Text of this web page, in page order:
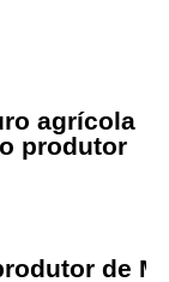
agrícola
produtor
de